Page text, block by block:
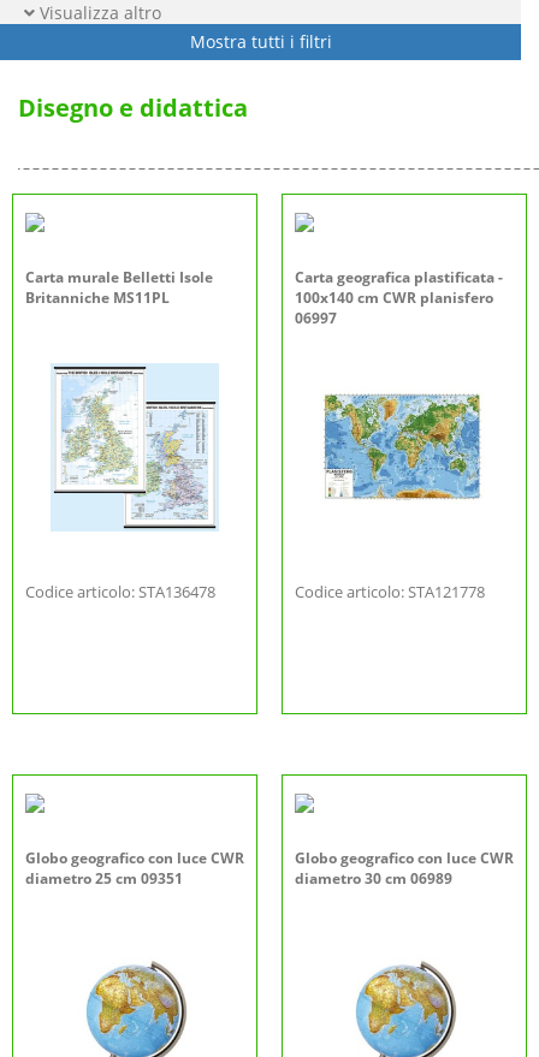
Visualizza altro
Mostra tutti i filtri
Disegno e didattica
Carta murale Belletti Isole
Britanniche MS11PL
Codice articolo: STA136478
Carta geografica plastificata -
100x140 cm CWR planisfero
06997
Codice articolo: STA121778
Globo geografico con luce CWR
diametro 25 cm 09351
Globo geografico con luce CWR
diametro 30 cm 06989